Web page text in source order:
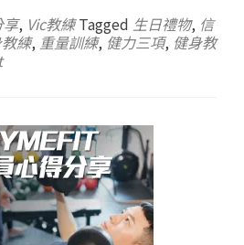
, Vic教練 Tagged 生日禮物, 信
練, 重量訓練, 健力三項, 健身教